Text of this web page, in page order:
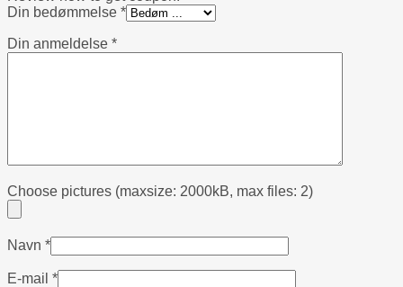
Din bedømmelse *
Din anmeldelse *
Choose pictures (maxsize: 2000kB, max files: 2)
Navn *
E-mail *